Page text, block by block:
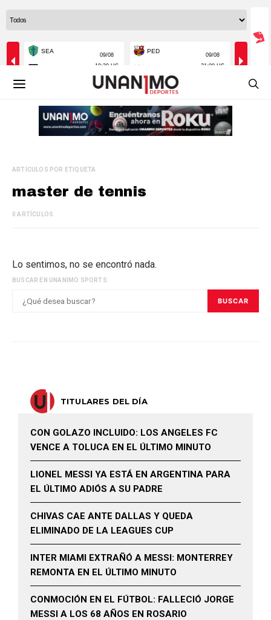
ARTÍCULOS POR ETIQUETA
master de tennis
0 ARTÍCULOS
Lo sentimos, no se encontró nada.
BUSCAR EN UNANIMO SPORTS:
BUSCAR
TITULARES DEL DÍA
CON GOLAZO INCLUIDO: LOS ANGELES FC
VENCE A TOLUCA EN EL ÚLTIMO MINUTO
LIONEL MESSI YA ESTÁ EN ARGENTINA PARA
EL ÚLTIMO ADIÓS A SU PADRE
CHIVAS CAE ANTE DALLAS Y QUEDA
ELIMINADO DE LA LEAGUES CUP
INTER MIAMI EXTRAÑÓ A MESSI: MONTERREY
REMONTA EN EL ÚLTIMO MINUTO
CONMOCIÓN EN EL FÚTBOL: FALLECIÓ JORGE
MESSI A LOS 68 AÑOS EN ROSARIO